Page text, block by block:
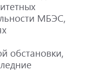
МБЭС,
обстановки,